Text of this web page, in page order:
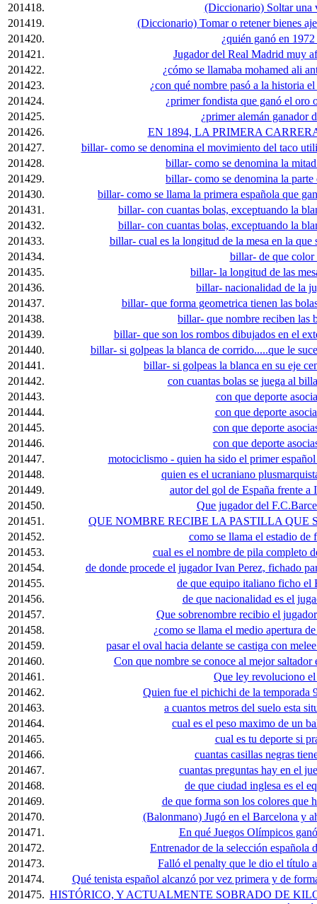
201418.
(Diccionario) Soltar una
201419.
(Diccionario) Tomar o retener bienes
201420.
¿quién ganó en
201421.
Jugador del Real Madrid muy
201422.
¿cómo se llamaba mohamed ali
201423.
¿con qué nombre pasó a la historia
201424.
¿primer fondista que ganó el oro
201425.
¿primer alemán ganador
201426.
EN 1894, LA PRIMERA
201427.
billar- como se denomina el movimiento del taco
201428.
billar- como se denomina la
201429.
billar- como se denomina la
201430.
billar- como se llama la primera española que
201431.
billar- con cuantas bolas, exceptuando la
201432.
billar- con cuantas bolas, exceptuando la
201433.
billar- cual es la longitud de la mesa en la
201434.
billar- de que color
201435.
billar- la longitud de las
201436.
billar- nacionalidad de la
201437.
billar- que forma geometrica tienen las
201438.
billar- que nombre reciben las
201439.
billar- que son los rombos dibujados en el
201440.
billar- si golpeas la blanca de corrido.....que le
201441.
billar- si golpeas la blanca en su eje
201442.
con cuantas bolas se juega al
201443.
con que deporte
201444.
con que deporte
201445.
con que deporte
201446.
con que deporte
201447.
motociclismo - quien ha sido el primer
201448.
quien es el ucraniano
201449.
autor del gol de España frente
201450.
Que jugador del
201451.
QUE NOMBRE RECIBE LA PASTILLA QUE
201452.
como se llama el estadio
201453.
cual es el nombre de pila completo
201454.
de donde procede el jugador Ivan Perez, fichado
201455.
de que equipo italiano ficho el
201456.
de que nacionalidad es el
201457.
Que sobrenombre recibio el
201458.
¿como se llama el medio apertura
201459.
pasar el oval hacia delante se castiga con
201460.
Con que nombre se conoce al mejor
201461.
Que ley revoluciono
201462.
Quien fue el pichichi de la temporada
201463.
a cuantos metros del suelo esta
201464.
cual es el peso maximo de un
201465.
cual es tu deporte si
201466.
cuantas casillas negras
201467.
cuantas preguntas hay en el
201468.
de que ciudad inglesa es el
201469.
de que forma son los colores que
201470.
(Balonmano) Jugó en el Barcelona y
201471.
En qué Juegos Olímpicos
201472.
Entrenador de la selección española
201473.
Falló el penalty que le dio el título
201474.
Qué tenista español alcanzó por vez primera y de
201475. HISTÓRICO, Y ACTUALMENTE SOBRADO DE